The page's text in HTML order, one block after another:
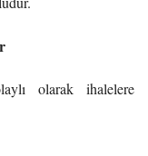
olarak ihalelere